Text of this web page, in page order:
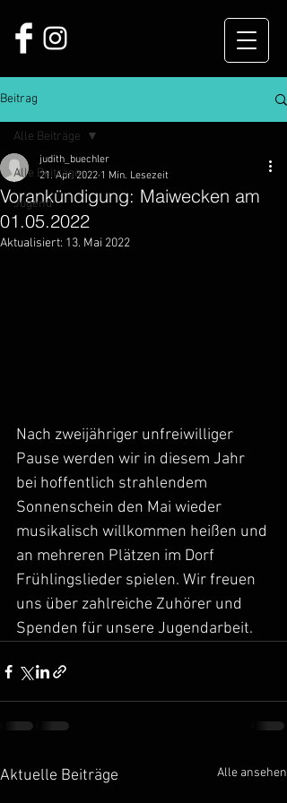
Beitrag
Alle Beiträge
Jugend
Alle Beiträge
Vorankündigung: Maiwecken am
01.05.2022
judith_buechler
21. Apr. 2022 1 Min. Lesezeit
Aktualisiert: 13. Mai 2022
Nach zweijähriger unfreiwilliger
Pause werden wir in diesem Jahr
bei hoffentlich strahlendem
Sonnenschein den Mai wieder
musikalisch willkommen heißen und
an mehreren Plätzen im Dorf
Frühlingslieder spielen. Wir freuen
uns über zahlreiche Zuhörer und
Spenden für unsere Jugendarbeit.
Aktuelle Beiträge Alle ansehen